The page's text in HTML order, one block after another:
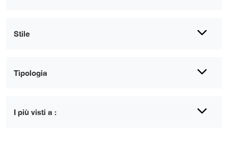
Stile
Tipologia
I più visti a :